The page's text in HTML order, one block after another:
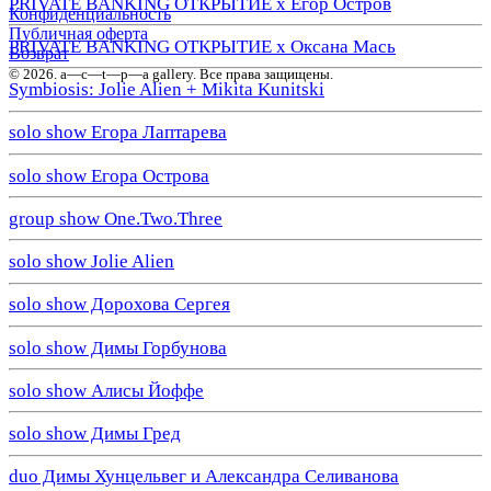
PRIVATE BANKING ОТКРЫТИЕ х Оксана Мась
Symbiosis: Jolie Alien + Mikita Kunitski
solo show Егора Лаптарева
solo show Егора Острова
group show One.Two.Three
solo show Jolie Alien
solo show Дорохова Сергея
solo show Димы Горбунова
solo show Алисы Йоффе
solo show Димы Гред
duo Димы Хунцельвег и Александра Селиванова
Конфиденциальность
Публичная оферта
Возврат
© 2026. a—с—t—р—a gallery. Все права защищены.